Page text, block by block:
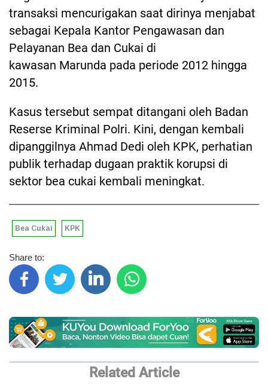
transaksi mencurigakan saat dirinya menjabat
sebagai Kepala Kantor Pengawasan dan
Pelayanan Bea dan Cukai di
kawasan Marunda pada periode 2012 hingga
2015.
Kasus tersebut sempat ditangani oleh Badan
Reserse Kriminal Polri. Kini, dengan kembali
dipanggilnya Ahmad Dedi oleh KPK, perhatian
publik terhadap dugaan praktik korupsi di
sektor bea cukai kembali meningkat.
Bea Cukai KPK
Share to:
Related Article